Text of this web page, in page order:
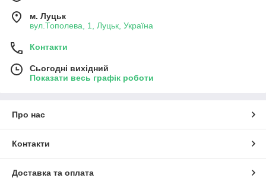
м. Луцьк
вул.Тополева, 1, Луцьк, Україна
Контакти
Сьогодні вихідний
Показати весь графік роботи
Про нас
Контакти
Доставка та оплата